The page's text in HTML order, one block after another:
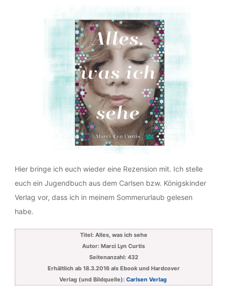
Hier bringe ich euch wieder eine Rezension mit. Ich stelle
euch ein Jugendbuch aus dem Carlsen bzw. Königskinder
Verlag vor, dass ich in meinem Sommerurlaub gelesen
habe.
Titel: Alles, was ich sehe
Autor: Marci Lyn Curtis
Seitenanzahl: 432
Erhältlich ab 18.3.2016 als Ebook und Hardcover
Verlag (und Bildquelle): Carlsen Verlag